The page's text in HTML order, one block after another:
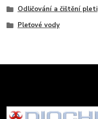
Odličování a čištění pleti
Pleťové vody